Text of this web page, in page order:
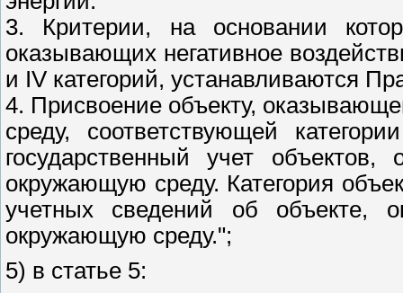
3. Критерии, на основании
оказывающих негативное
и IV категорий, устанавливаются
4. Присвоение объекту,
среду, соответствующей
государственный учет
окружающую среду. Категория
учетных сведений об объекте,
окружающую среду.";
5) в статье 5: